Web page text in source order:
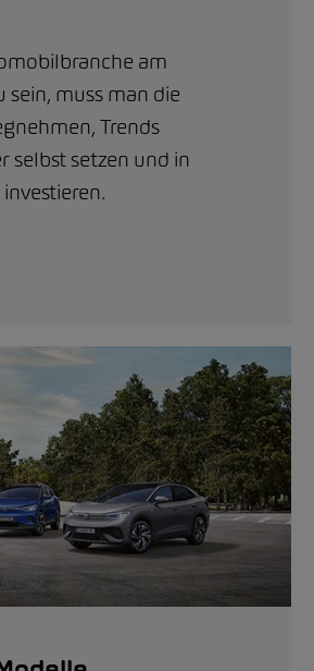
am
sein, muss man die
Trends
selbst setzen und in